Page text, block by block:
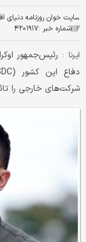
سایت خوان روزنامه دنیای
شماره خبر :۴۲۰۱۹۱۷
ایرنا : رئیس‌جمهور
شرکت‌های خارجی را